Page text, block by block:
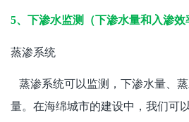
监测）